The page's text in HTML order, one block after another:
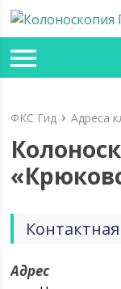
ФКС Гид Адреса
Адрес